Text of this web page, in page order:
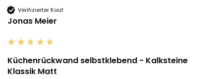
Verifizierter Kauf
Jonas Meier
Küchenrückwand selbstklebend - Kalksteine
Klassik Matt